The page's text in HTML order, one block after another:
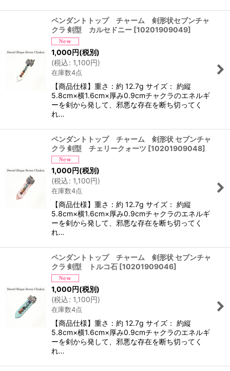
ペンダントトップ チャーム 剣形状セブンチャ
クラ 剣型 カルセドニー [10201909049]
1,000円(税別)
(税込: 1,100円)
在庫数4点
【商品仕様】重さ：約 12.7g サイズ： 約縦
5.8cm×横1.6cm×厚み0.9cmチャクラのエネルギ
ーを剣から発して、邪悪な存在を断ち切ってく
れ…
ペンダントトップ チャーム 剣形状 セブンチャ
クラ 剣型 チェリークォーツ [10201909048]
1,000円(税別)
(税込: 1,100円)
在庫数4点
【商品仕様】重さ：約 12.7g サイズ： 約縦
5.8cm×横1.6cm×厚み0.9cmチャクラのエネルギ
ーを剣から発して、邪悪な存在を断ち切ってく
れ…
ペンダントトップ チャーム 剣形状 セブンチャ
クラ 剣型 トルコ石 [10201909046]
1,000円(税別)
(税込: 1,100円)
在庫数4点
【商品仕様】重さ：約 12.7g サイズ： 約縦
5.8cm×横1.6cm×厚み0.9cmチャクラのエネルギ
ーを剣から発して、邪悪な存在を断ち切ってく
れ…